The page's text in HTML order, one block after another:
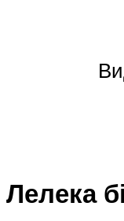
Лелека